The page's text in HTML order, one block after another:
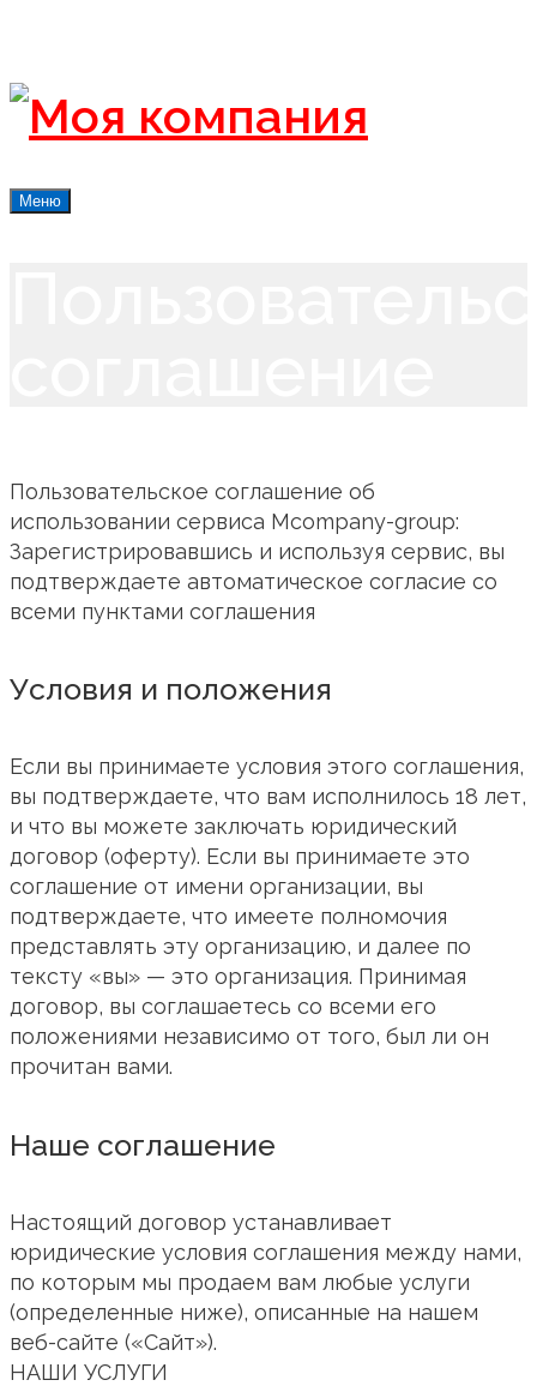
Меню
Пользовательское соглашение об
использовании сервиса Mcompany-group:
Зарегистрировавшись и используя сервис, вы
подтверждаете автоматическое согласие со
всеми пунктами соглашения
Условия и положения
Если вы принимаете условия этого соглашения,
вы подтверждаете, что вам исполнилось 18 лет,
и что вы можете заключать юридический
договор (оферту). Если вы принимаете это
соглашение от имени организации, вы
подтверждаете, что имеете полномочия
представлять эту организацию, и далее по
тексту «вы» — это организация. Принимая
договор, вы соглашаетесь со всеми его
положениями независимо от того, был ли он
прочитан вами.
Наше соглашение
Настоящий договор устанавливает
юридические условия соглашения между нами,
по которым мы продаем вам любые услуги
(определенные ниже), описанные на нашем
веб-сайте («Сайт»).
НАШИ УСЛУГИ